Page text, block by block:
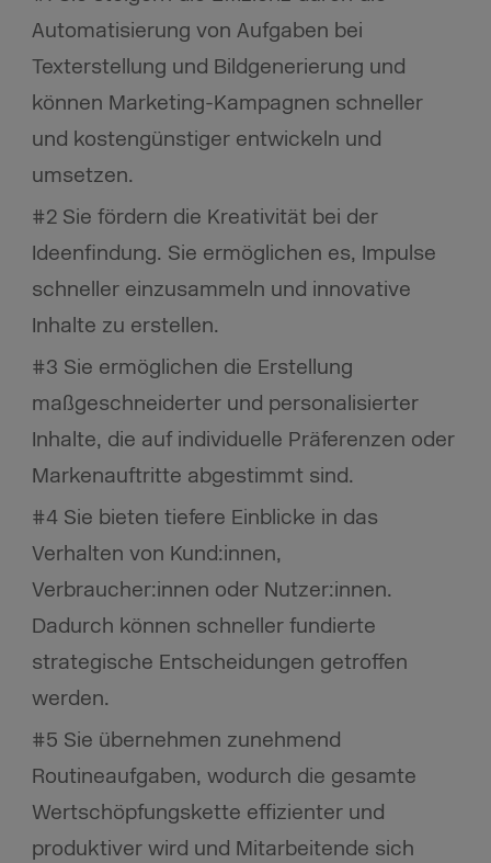
Automatisierung von Aufgaben bei
Texterstellung und Bildgenerierung und
können Marketing-Kampagnen schneller
und kostengünstiger entwickeln und
umsetzen.
#2 Sie fördern die Kreativität bei der
Ideenfindung. Sie ermöglichen es, Impulse
schneller einzusammeln und innovative
Inhalte zu erstellen.
#3 Sie ermöglichen die Erstellung
maßgeschneiderter und personalisierter
Inhalte, die auf individuelle Präferenzen oder
Markenauftritte abgestimmt sind.
#4 Sie bieten tiefere Einblicke in das
Verhalten von Kund:innen,
Verbraucher:innen oder Nutzer:innen.
Dadurch können schneller fundierte
strategische Entscheidungen getroffen
werden.
#5 Sie übernehmen zunehmend
Routineaufgaben, wodurch die gesamte
Wertschöpfungskette effizienter und
produktiver wird und Mitarbeitende sich